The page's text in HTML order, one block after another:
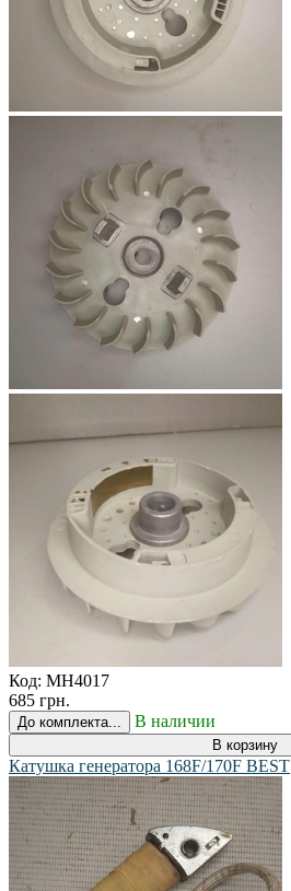
Код: MH4017
685 грн.
До комплекта... В наличии
В корзину
Катушка генератора 168F/170F BEST